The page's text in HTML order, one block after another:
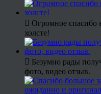
Огромное спасибо
холсте!
Безумно рады
фото, видео отзыв.